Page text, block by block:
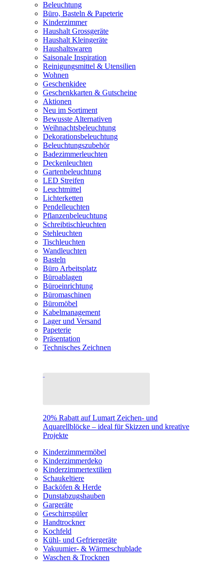
Beleuchtung
Büro, Basteln & Papeterie
Kinderzimmer
Haushalt Grossgeräte
Haushalt Kleingeräte
Haushaltswaren
Saisonale Inspiration
Reinigungsmittel & Utensilien
Wohnen
Geschenkidee
Geschenkkarten & Gutscheine
Aktionen
Neu im Sortiment
Bewusste Alternativen
Weihnachtsbeleuchtung
Dekorationsbeleuchtung
Beleuchtungszubehör
Badezimmerleuchten
Deckenleuchten
Gartenbeleuchtung
LED Streifen
Leuchtmittel
Lichterketten
Pendelleuchten
Pflanzenbeleuchtung
Schreibtischleuchten
Stehleuchten
Tischleuchten
Wandleuchten
Basteln
Büro Arbeitsplatz
Büroablagen
Büroeinrichtung
Büromaschinen
Büromöbel
Kabelmanagement
Lager und Versand
Papeterie
Präsentation
Technisches Zeichnen
20% Rabatt auf Lumart Zeichen- und
Aquarellblöcke – ideal für Skizzen und kreative
Projekte
Kinderzimmermöbel
Kinderzimmerdeko
Kinderzimmertextilien
Schaukeltiere
Backöfen & Herde
Dunstabzugshauben
Gargeräte
Geschirrspüler
Handtrockner
Kochfeld
Kühl- und Gefriergeräte
Vakuumier- & Wärmeschublade
Waschen & Trocknen